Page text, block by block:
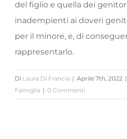
del figlio e quella dei
inadempienti ai doveri
per il minore, e, di
rappresentarlo.
Di Laura Di Francia | Aprile 7th, 2022 |
Famiglia | 0 Commenti